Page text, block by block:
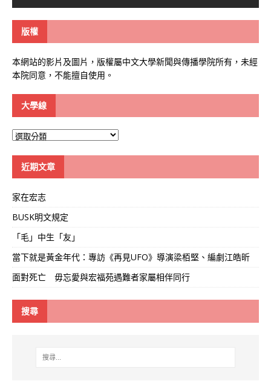
版權
本網站的影片及圖片，版權屬中文大學新聞與傳播學院所有，未經
本院同意，不能擅自使用。
大學線
大
近期文章
家在宏志
BUSK明文規定
「毛」中生「友」
當下就是黃金年代：專訪《再見UFO》導演梁栢堅、編劇江皓昕
面對死亡 毋忘愛與宏福苑遇難者家屬相伴同行
搜尋